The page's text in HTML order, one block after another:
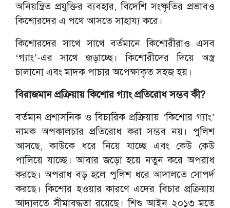
অনিয়ন্ত্রিত প্রযুক্তির ব্যবহার, বিদেশি সংষ্কৃতির প্রভাবও
কিশোরদের এ পথে আসতে সাহায্য করে।
কিশোরদের সাথে সাথে বর্তমানে কিশোরীরাও এসব
‘গ্যাং’-এর সাথে জড়াচ্ছে। কিশোরীদের দিয়ে অস্ত্র
চালানো এবং মাদক পাচার অপেক্ষাকৃত সহজ হয়।
বিরাজমান প্রক্রিয়ায় কিশোর গ্যাং প্রতিরোধ সম্ভব কী?
বর্তমান প্রশাসনিক ও বিচারিক প্রক্রিয়ায় ‘কিশোর গ্যাং’
নামক অপকালচার প্রতিরোধ করা সম্ভব নয়। পুলিশ
আসছে, কাউকে ধরে নিয়ে যাচ্ছে এবং কেউ কেউ
পালিয়ে যাচ্ছে। আবার জড়ো হয়ে নতুন করে অপরাধ
করছে। অপরাধ বড় হলে পুলিশ ধরে আদালতে সোপর্দ
করছে। কিশোর হওয়ার কারণে এদের বিচার প্রক্রিয়ায়
আদালতে সীমাবদ্ধতা রয়েছে। শিশু আইন ২০১৩ মতে